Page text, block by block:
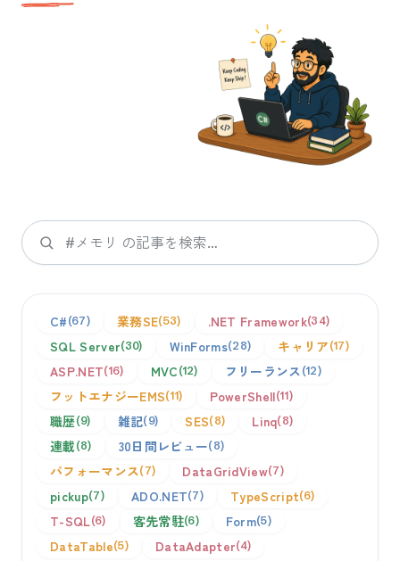
検索
C# 67 業務SE 53 .NET Framework 34
SQL Server 30 WinForms 28 キャリア 17
ASP.NET 16 MVC 12 フリーランス 12
フットエナジーEMS 11 PowerShell 11
職歴 9 雑記 9 SES 8 Linq 8
連載 8 30日間レビュー 8
パフォーマンス 7 DataGridView 7
pickup 7 ADO.NET 7 TypeScript 6
T-SQL 6 客先常駐 6 Form 5
DataTable 5 DataAdapter 4